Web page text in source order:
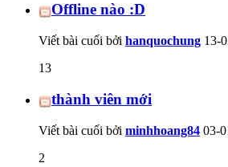
Offline nào :D
Viết bài cuối bởi hanquochung 13-
13
thành viên mới
Viết bài cuối bởi minhhoang84 03-
2